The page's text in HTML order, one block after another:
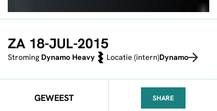
ZA 18-JUL-2015
Stroming Dynamo Heavy Locatie (intern)Dynamo
GEWEEST SHARE